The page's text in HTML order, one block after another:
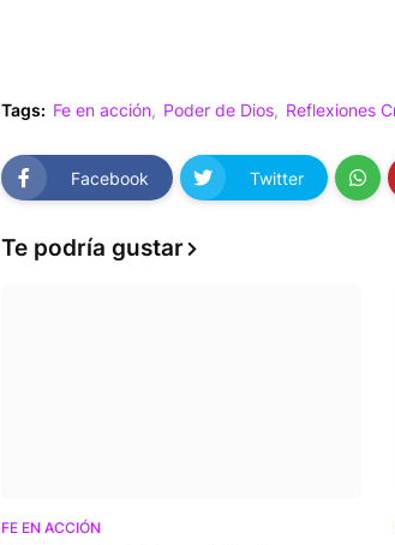
Tags: Fe en acción Poder de Dios Reflexiones
Facebook Twitter
Te podría gustar
FE EN ACCIÓN